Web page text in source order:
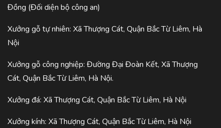
Đồng (Đối diện bộ công an)
Xưởng gỗ tự nhiên: Xã Thượng Cát, Quận Bắc Từ Liêm, Hà
Nội
Xưởng gỗ công nghiệp: Đường Đại Đoàn Kết, Xã Thượng
Cát, Quận Bắc Từ Liêm, Hà Nội.
Xưởng đá: Xã Thượng Cát, Quận Bắc Từ Liêm, Hà Nội
Xưởng kính: Xã Thượng Cát, Quận Bắc Từ Liêm, Hà Nội